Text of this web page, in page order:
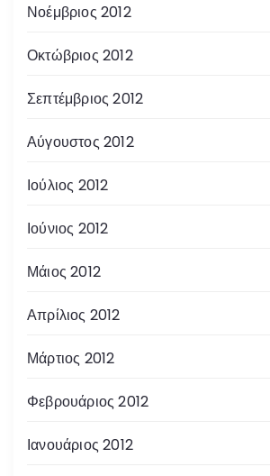
Νοέμβριος 2012
Οκτώβριος 2012
Σεπτέμβριος 2012
Αύγουστος 2012
Ιούλιος 2012
Ιούνιος 2012
Μάιος 2012
Απρίλιος 2012
Μάρτιος 2012
Φεβρουάριος 2012
Ιανουάριος 2012